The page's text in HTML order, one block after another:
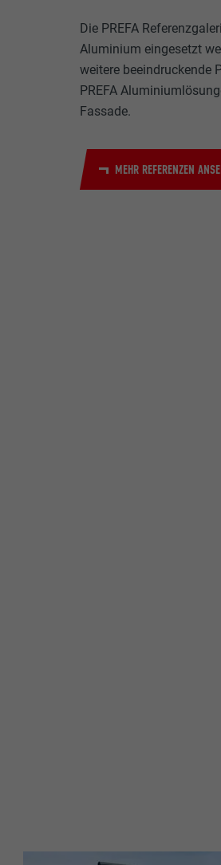
Die PREFA
Aluminium eingesetzt
weitere beeindruckende
PREFA
Fassade.
MEHR REFERENZEN